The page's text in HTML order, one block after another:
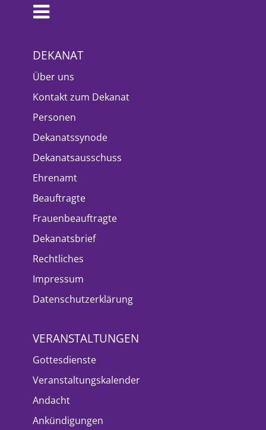
DEKANAT
Über uns
Kontakt zum Dekanat
Personen
Dekanatssynode
Dekanatsausschuss
Ehrenamt
Beauftragte
Frauenbeauftragte
Dekanatsbrief
Rechtliches
Impressum
Datenschutzerklärung
VERANSTALTUNGEN
Gottesdienste
Veranstaltungskalender
Andacht
Ankündigungen